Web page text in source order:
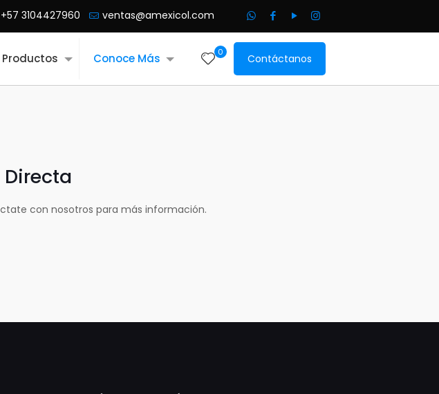
+57 3104427960 ventas@amexicol.com
Productos Conoce Más 0 Contáctanos
con nosotros para más información.